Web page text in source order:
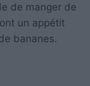
de manger de
un appétit
bananes.